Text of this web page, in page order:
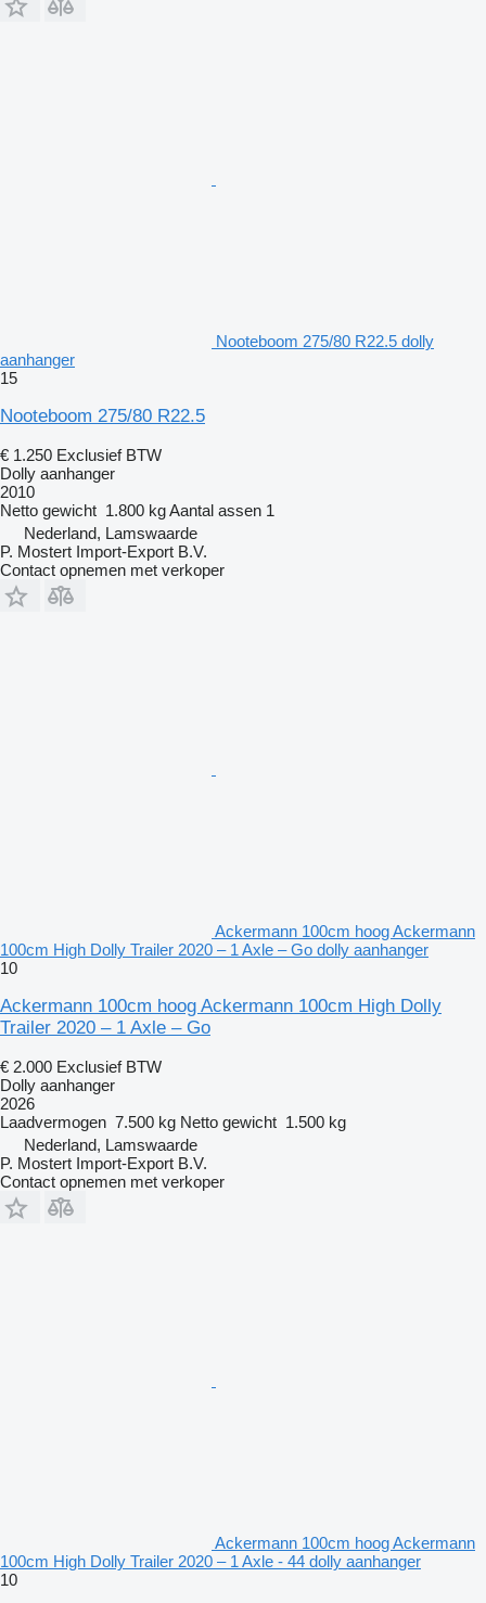
Nooteboom 275/80 R22.5 dolly
aanhanger
15
Nooteboom 275/80 R22.5
€ 1.250 Exclusief BTW
Dolly aanhanger
2010
Netto gewicht 1.800 kgAantal assen 1
Nederland, Lamswaarde
P. Mostert Import-Export B.V.
Contact opnemen met verkoper
Ackermann 100cm hoog Ackermann
100cm High Dolly Trailer 2020 – 1 Axle – Go dolly aanhanger
10
Ackermann 100cm hoog Ackermann 100cm High Dolly
Trailer 2020 – 1 Axle – Go
€ 2.000 Exclusief BTW
Dolly aanhanger
2026
Laadvermogen 7.500 kg Netto gewicht 1.500 kg
Nederland, Lamswaarde
P. Mostert Import-Export B.V.
Contact opnemen met verkoper
Ackermann 100cm hoog Ackermann
100cm High Dolly Trailer 2020 – 1 Axle - 44 dolly aanhanger
10